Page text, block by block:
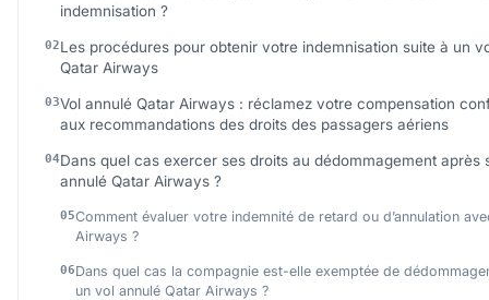
indemnisation ?
Les procédures pour obtenir votre indemnisation suite à un
Qatar Airways
Vol annulé Qatar Airways : réclamez votre compensation
aux recommandations des droits des passagers aériens
Dans quel cas exercer ses droits au dédommagement après
annulé Qatar Airways ?
Comment évaluer votre indemnité de retard ou d’annulation
Airways ?
Dans quel cas la compagnie est-elle exemptée de
un vol annulé Qatar Airways ?